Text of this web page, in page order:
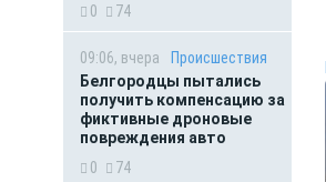
0
74
09:06, вчера
Происшествия
Белгородцы пытались
получить компенсацию за
фиктивные дроновые
повреждения авто
0
74